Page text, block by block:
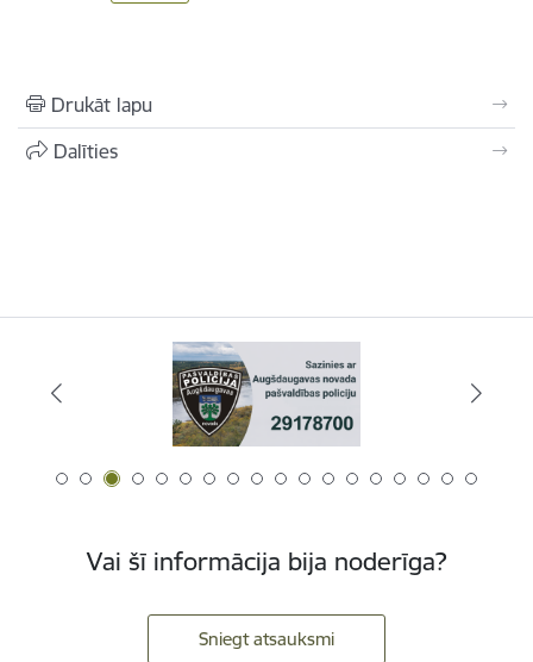
Drukāt lapu
Dalīties
Vai šī informācija bija noderīga?
Sniegt atsauksmi